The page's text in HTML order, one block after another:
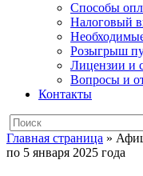
Способы
Налоговый
Розыгрыш
Лицензии и
Вопросы и
Контакты
Главная страница »
по 5 января 2025 года